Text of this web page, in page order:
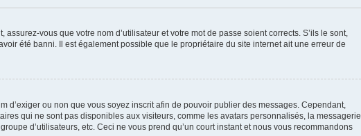
vous que votre nom d’utilisateur et votre mot de passe soient corrects. S’ils le sont,
été banni. Il est également possible que le propriétaire du site internet ait une erreur de
d’exiger ou non que vous soyez inscrit afin de pouvoir publier des messages. Cependant,
qui ne sont pas disponibles aux visiteurs, comme les avatars personnalisés, la messagerie
d’utilisateurs, etc. Ceci ne vous prend qu’un court instant et nous vous recommandons